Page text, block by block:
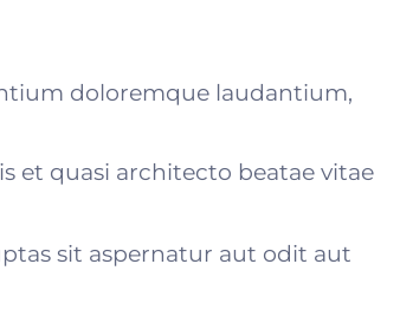
doloremque laudantium,
et quasi architecto beatae vitae
sit aspernatur aut odit aut